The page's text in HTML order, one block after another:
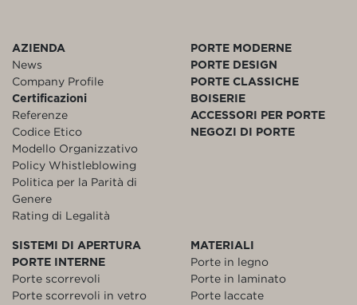
AZIENDA
News
Company Profile
Certificazioni
Referenze
Codice Etico
Modello Organizzativo
Policy Whistleblowing
Politica per la Parità di
Genere
Rating di Legalità
PORTE MODERNE
PORTE DESIGN
PORTE CLASSICHE
BOISERIE
ACCESSORI PER PORTE
NEGOZI DI PORTE
SISTEMI DI APERTURA
PORTE INTERNE
Porte scorrevoli
Porte scorrevoli in vetro
MATERIALI
Porte in legno
Porte in laminato
Porte laccate